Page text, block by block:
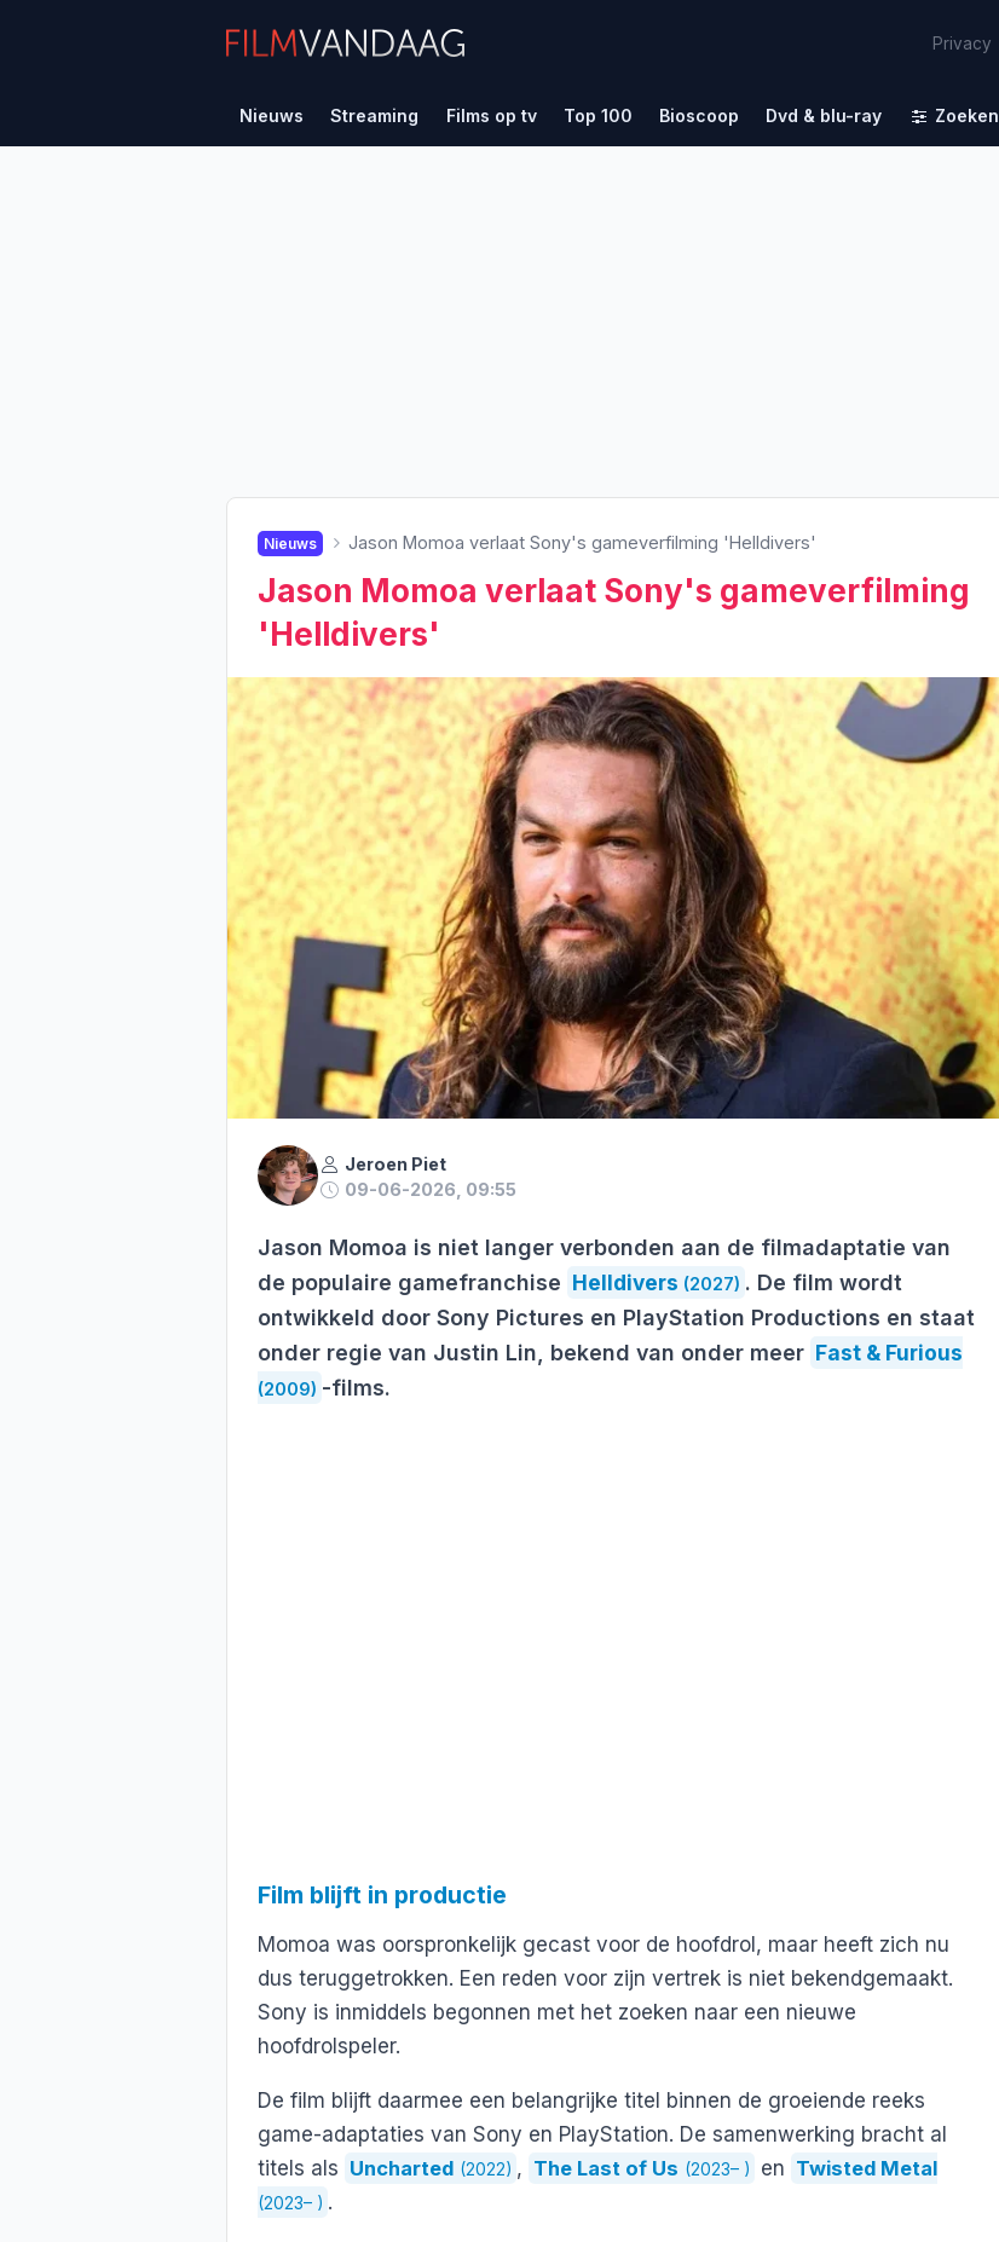
Privacy
Nieuws Streaming Films op tv Top 100 Bioscoop Dvd & blu-ray Zoeken
Nieuws Jason Momoa verlaat Sony's gameverfilming 'Helldivers'
Jason Momoa verlaat Sony's gameverfilming
'Helldivers'
Jeroen Piet
09-06-2026, 09:55
Jason Momoa is niet langer verbonden aan de filmadaptatie van
de populaire gamefranchise Helldivers (2027) . De film wordt
ontwikkeld door Sony Pictures en PlayStation Productions en staat
onder regie van Justin Lin, bekend van onder meer Fast & Furious
(2009) -films.
Film blijft in productie
Momoa was oorspronkelijk gecast voor de hoofdrol, maar heeft zich nu
dus teruggetrokken. Een reden voor zijn vertrek is niet bekendgemaakt.
Sony is inmiddels begonnen met het zoeken naar een nieuwe
hoofdrolspeler.
De film blijft daarmee een belangrijke titel binnen de groeiende reeks
game-adaptaties van Sony en PlayStation. De samenwerking bracht al
titels als Uncharted (2022) , The Last of Us (2023– ) en Twisted Metal
(2023– ) .